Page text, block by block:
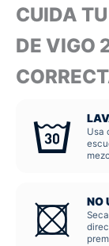
CUIDA
DE VIGO
Usa
NO